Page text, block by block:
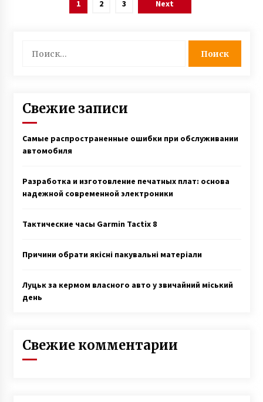
1 2 3 Next
Свежие записи
Самые распространенные ошибки при обслуживании
автомобиля
Разработка и изготовление печатных плат: основа
надежной современной электроники
Тактические часы Garmin Tactix 8
Причини обрати якісні пакувальні матеріали
Луцьк за кермом власного авто у звичайний міський
день
Свежие комментарии